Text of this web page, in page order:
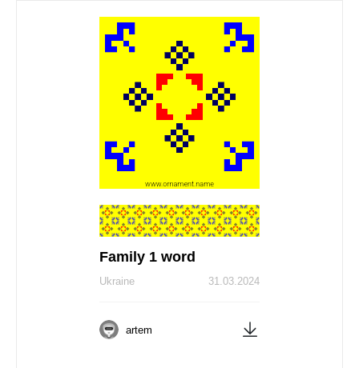
Family 1 word
31.03.2024
Ukraine
artem